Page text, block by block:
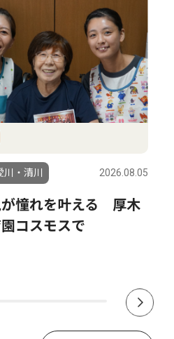
川・清川 2026.08.05
憧れを叶える 厚木
コスモスで